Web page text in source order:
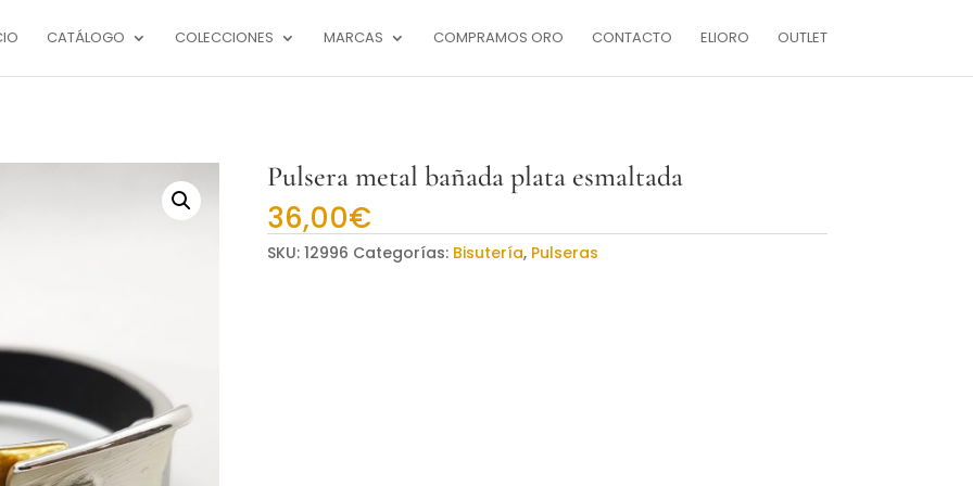
CATÁLOGO COLECCIONES MARCAS COMPRAMOS ORO CONTACTO ELIORO OUTLET
Pulsera metal bañada plata esmaltada
36,00€
SKU: 12996 Categorías: Bisutería, Pulseras